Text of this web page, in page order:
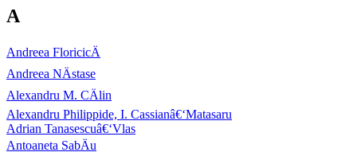
A
Andreea FloricicÄ
Andreea NÄstase
Alexandru M. CÄlin
Alexandru Philippide, I. Cassianâ€‘Matasaru
Adrian Tanasescuâ€‘Vlas
Antoaneta SabÄu